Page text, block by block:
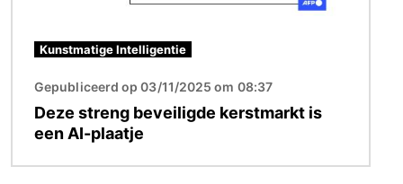
Kunstmatige Intelligentie
Gepubliceerd op 03/11/2025 om 08:37
Deze streng beveiligde kerstmarkt is
een AI-plaatje